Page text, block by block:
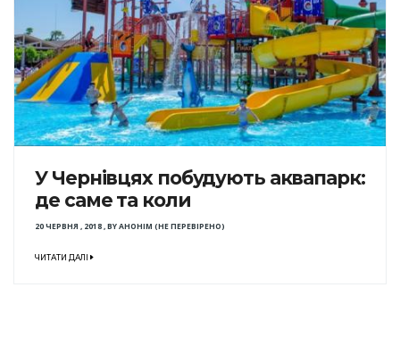
У Чернівцях побудують аквапарк:
де саме та коли
20 ЧЕРВНЯ , 2018,BYАНОНІМ (НЕ ПЕРЕВІРЕНО)
ЧИТАТИ ДАЛІ